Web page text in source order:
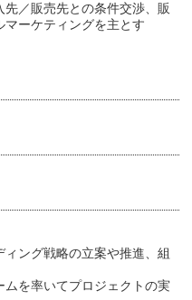
／販売先との条件交渉、販
ーケティングを主とす
ィング戦略の立案や推進、組
ムを率いてプロジェクトの実